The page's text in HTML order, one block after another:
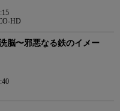
HD
脳〜邪悪なる鉄のイメー